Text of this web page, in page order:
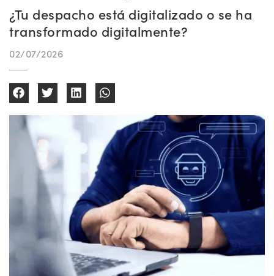
¿Tu despacho está digitalizado o se ha
transformado digitalmente?
02/07/2026